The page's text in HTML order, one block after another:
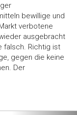
bewillige und
verbotene
ausgebracht
falsch. Richtig ist
gegen die keine
Der